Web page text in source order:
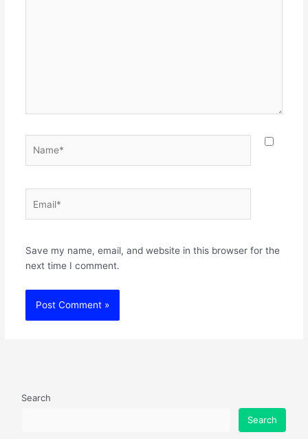
Save my name, email, and website in this browser for the
next time I comment.
Search
Search